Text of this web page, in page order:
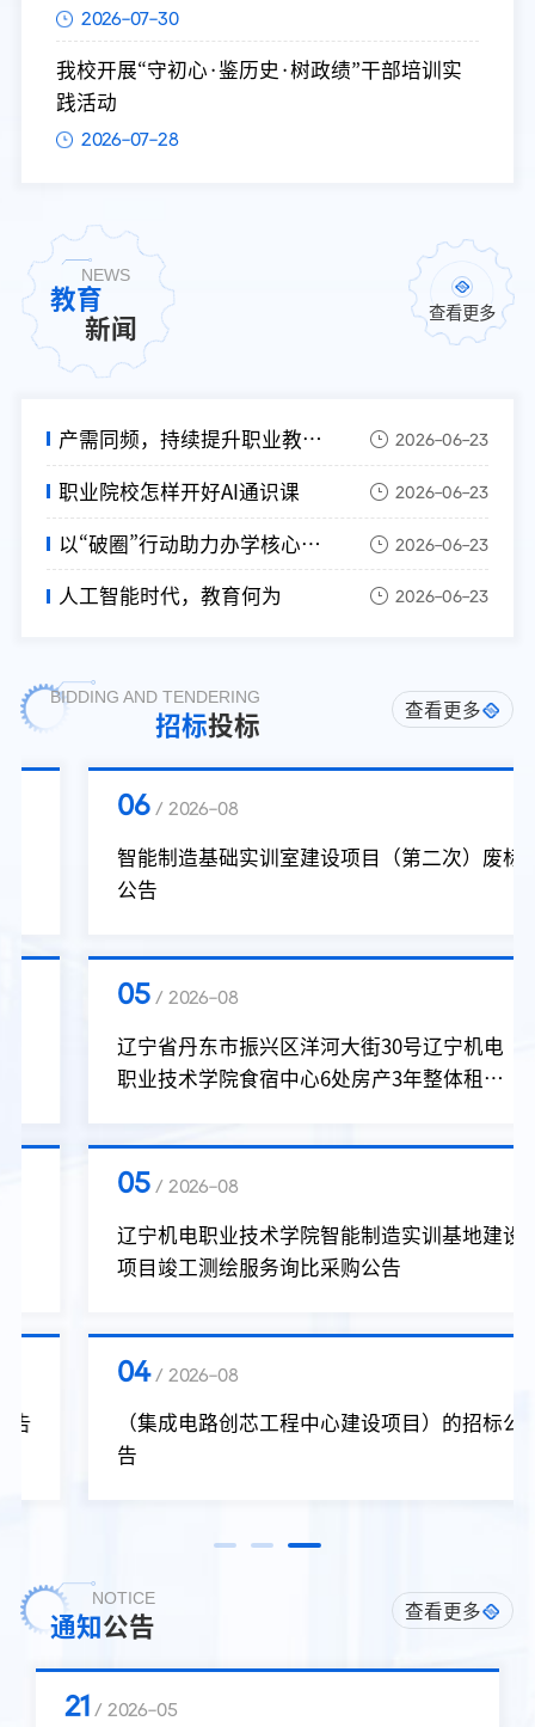
2026-07-30
我校开展“守初心·鉴历史·树政绩”干部培训实
践活动
2026-07-28
NEWS
教育
新闻
查看更多
产需同频，持续提升职业教育适配度 2026-06-23
职业院校怎样开好AI通识课 2026-06-23
以“破圈”行动助力办学核心竞争力提升 2026-06-23
人工智能时代，教育何为 2026-06-23
BIDDING AND TENDERING
招标投标
查看更多
/ 2026-08
智能制造基础实训室建设项目（第二次）废标
/ 2026-08
辽宁省丹东市振兴区洋河大街30号辽宁机电
职业技术学院食宿中心6处房产3年整体租赁
/ 2026-08
辽宁机电职业技术学院智能制造实训基地建设
项目竣工测绘服务询比采购公告
/ 2026-08
（集成电路创芯工程中心建设项目）的招标公
NOTICE
通知 公告
查看更多
24 / 2026-07